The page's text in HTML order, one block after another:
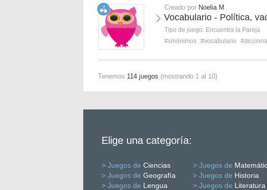
Creado por Noelia M
Vocabulario - Política,
Tipo de juego: Encuentra la Pareja
#sinónimos #vocabulario
Tenemos 114 juegos (mostrando 1 al 10)
Elige una categoría:
> Juegos de Ciencias > Juegos de
> Juegos de Geografía > Juegos de Historia
> Juegos de Lengua > Juegos de Literatura